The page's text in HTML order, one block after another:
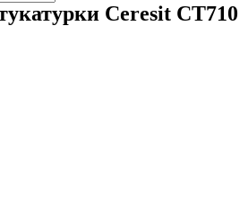
Ceresit CT710